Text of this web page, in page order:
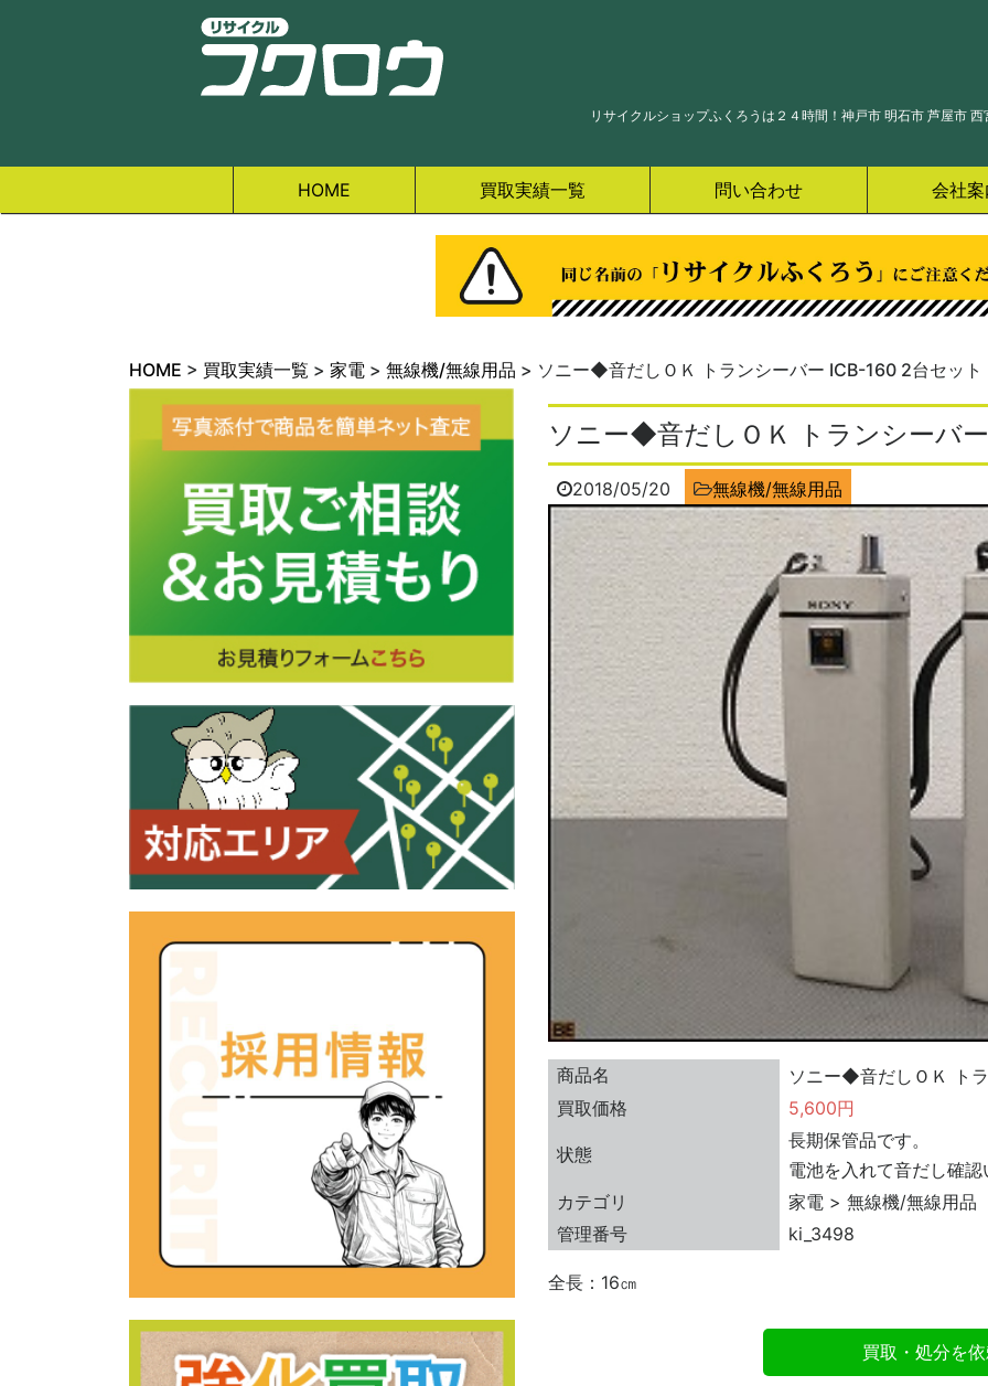
リサイクルショップふくろうは２４時間！神戸市 明石市 芦屋市
HOME 買取実績一覧 問い合わせ 会社
HOME > 買取実績一覧 > 家電 > 無線機/無線用品 > ソニー◆音だしＯＫ トランシーバー ICB-160 2台セット
ソニー◆音だしＯＫ トランシーバ
2018/05/20 無線機/無線用品
商品名
ソニー◆音だしＯＫ ト
買取価格
5,600円
状態
長期保管品です。
電池を入れて音だし確
カテゴリ
家電 > 無線機/無線用品
管理番号
ki_3498
全長：16㎝
買取・処分を